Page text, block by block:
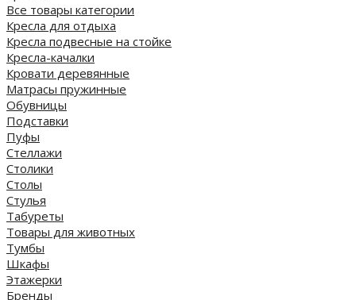
Все товары категории
Кресла для отдыха
Кресла подвесные на стойке
Кресла-качалки
Кровати деревянные
Матрасы пружинные
Обувницы
Подставки
Пуфы
Стеллажи
Столики
Столы
Стулья
Табуреты
Товары для животных
Тумбы
Шкафы
Этажерки
Бренды